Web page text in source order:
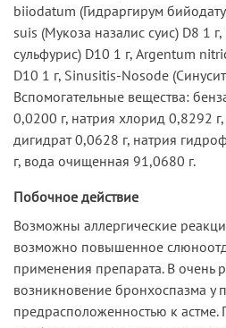
biiodatum (Гидраргирум
suis (Мукоза назалис суис) D8 1
сульфурис) D10 1 г, Argentum
D10 1 г, Sinusitis-Nosode
Вспомогательные вещества:
0,0200 г, натрия хлорид 0,8292
дигидрат 0,0628 г, натрия
г, вода очищенная 91,0680 г.
Побочное действие
Возможны аллергические
возможно повышенное
применения препарата. В очень
возникновение бронхоспазма у
предрасположенностью к астме.